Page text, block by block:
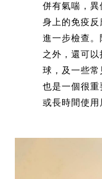
併有氣喘，
身上的免疫
進一步檢查
之外，還可
球，及一些常
也是一個很重
或長時間使用